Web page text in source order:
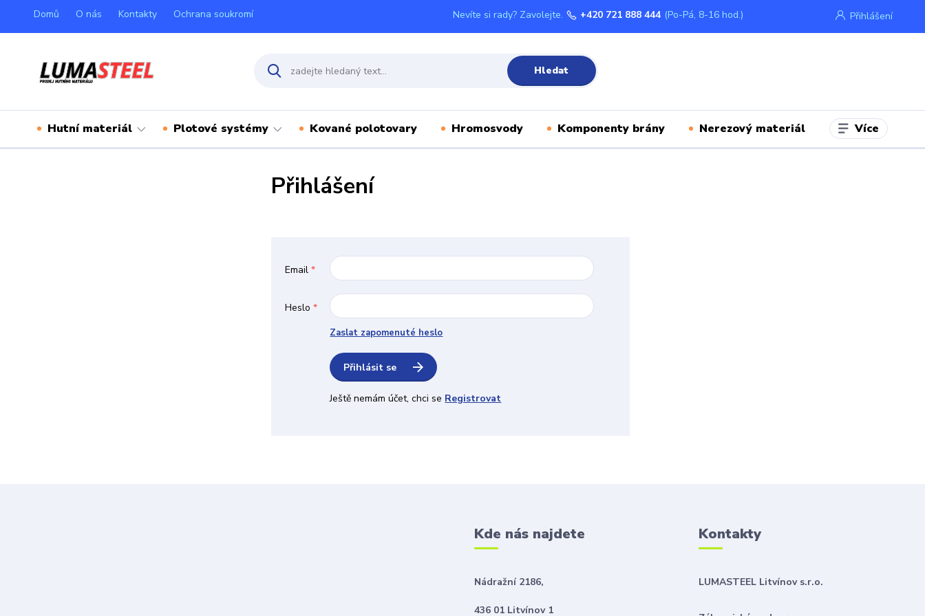
Domů O nás Kontakty Ochrana soukromí Přihlášení
Hledat
Nevíte si rady? Zavolejte. +420 721 888 444 (Po-Pá, 8-16 hod.)
Hutní materiál Plotové systémy Kované polotovary Hromosvody Komponenty brány Nerezový materiál Více
Přihlášení
Email*
Heslo*
Zaslat zapomenuté heslo
Přihlásit se
Ještě nemám účet, chci se Registrovat
Kde nás najdete
Nádražní 2186,
436 01 Litvínov 1
Kontakty
LUMASTEEL Litvínov s.r.o.